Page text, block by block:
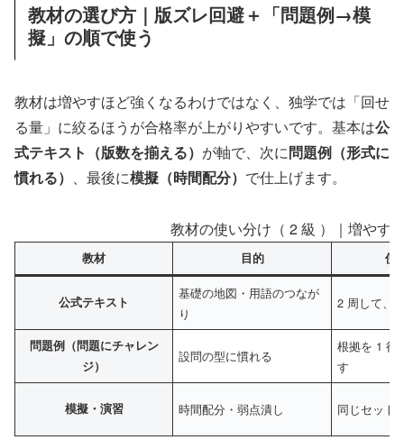
教材の選び方｜版ズレ回避＋「問題例→模
擬」の順で使う
教材は増やすほど強くなるわけではなく、独学では「回せ
る量」に絞るほうが合格率が上がりやすいです。基本は公
式テキスト（版数を揃える） が軸で、次に問題例（形式に
慣れる） 、最後に模擬（時間配分） で仕上げます。
教材の使い分け（ 2 級 ）｜増やす
教材 目的 使
公式テキスト
基礎の地図・用語のつなが
り
2 周して、
問題例（問題にチャレン
ジ）
設問の型に慣れる
根拠を 1 行
す
模擬・演習 時間配分・弱点潰し 同じセット